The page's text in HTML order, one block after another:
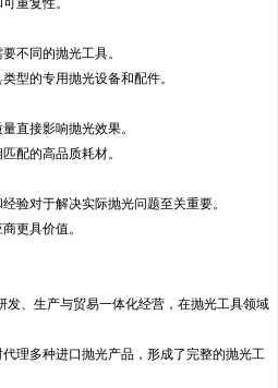
不同的抛光工具。
型的专用抛光设备和配件。
直接影响抛光效果。
配的高品质耗材。
验对于解决实际抛光问题至关重要。
更具价值。
、生产与贸易一体化经营，在抛光工具领域
理多种进口抛光产品，形成了完整的抛光工